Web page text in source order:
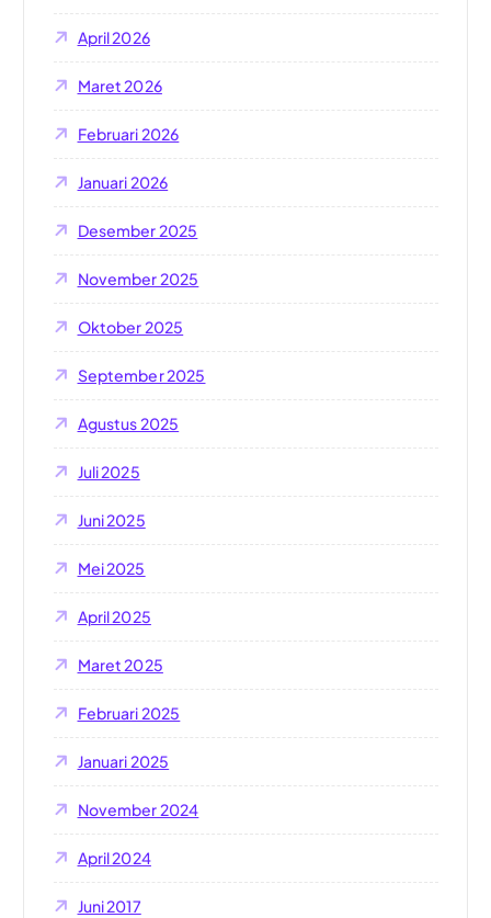
April 2026
Maret 2026
Februari 2026
Januari 2026
Desember 2025
November 2025
Oktober 2025
September 2025
Agustus 2025
Juli 2025
Juni 2025
Mei 2025
April 2025
Maret 2025
Februari 2025
Januari 2025
November 2024
April 2024
Juni 2017